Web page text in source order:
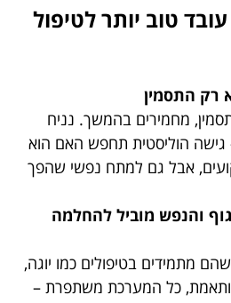
טוב יותר לטיפול
רק התסמין
מחמירים בהמשך. נניח
הוליסטית תחפש האם הוא
אבל גם למתח נפשי שהפך
והנפש מוביל להחלמה
מתמידים בטיפולים כמו יוגה,
כל המערכת משתפרת –